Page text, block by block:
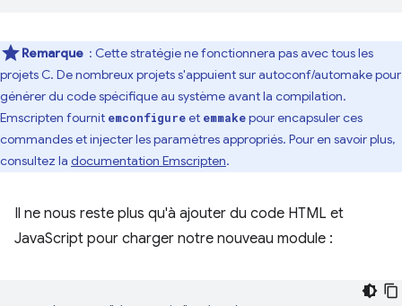
Remarque : Cette stratégie ne fonctionnera pas avec tous les
projets C. De nombreux projets s'appuient sur autoconf/automake pour
générer du code spécifique au système avant la compilation.
Emscripten fournit emconfigureet emmakepour encapsuler ces
commandes et injecter les paramètres appropriés. Pour en savoir plus,
consultez la documentation Emscripten.
Il ne nous reste plus qu'à ajouter du code HTML et
JavaScript pour charger notre nouveau module :